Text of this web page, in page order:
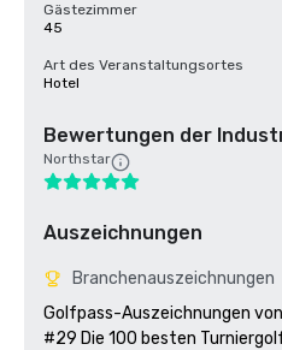
Gästezimmer
45
Art des Veranstaltungsortes
Hotel
Bewertungen der
Northstar
Auszeichnungen
Branchenauszeichnungen
Golfpass-Auszeichnungen
#29 Die 100 besten